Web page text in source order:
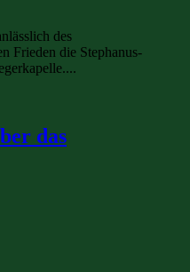
des
Frieden die Stephanus-
das